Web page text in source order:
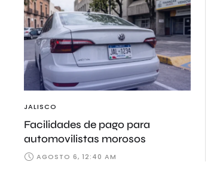
JALISCO
Facilidades de pago para
automovilistas morosos
AGOSTO 6, 12:40 AM